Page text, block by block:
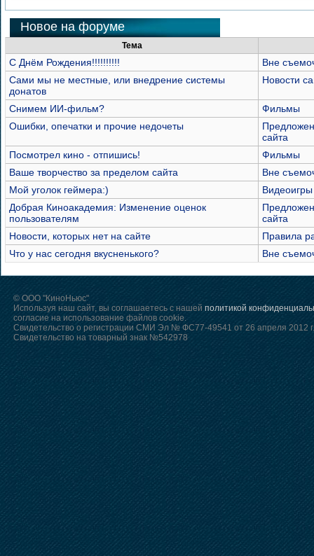
Новое на форуме
Тема
С Днём Рождения!!!!!!!!!!
Вне
Сами мы не местные, или внедрение системы
донатов
Новости
Снимем ИИ-фильм?
Фильмы
Ошибки, опечатки и прочие недочеты
сайта
Посмотрел кино - отпишись!
Фильмы
Ваше творчество за пределом сайта
Вне
Мой уголок геймера:)
Видеоигры
Добрая Киноакадемия: Изменение оценок
пользователям
сайта
Новости, которых нет на сайте
Правила
Что у нас сегодня вкусненького?
Вне
© ООО "КиноНьюс"
Используя наш сайт, вы соглашаетесь с нашей политикой
согласие на использование файлов cookie.
Свидетельство о регистрации СМИ Эл № ФС77-49541 от 26 апреля 2012 г.
Свидетельство на товарный знак №542978